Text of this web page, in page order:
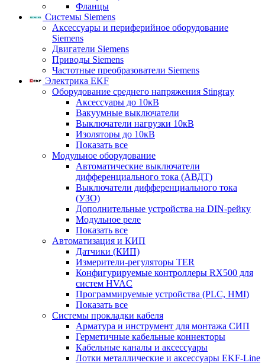
Фланцы
Системы Siemens
Аксессуары и периферийное оборудование
Siemens
Двигатели Siemens
Приводы Siemens
Частотные преобразователи Siemens
Электрика EKF
Оборудование среднего напряжения Stingray
Аксессуары до 10кВ
Вакуумные выключатели
Выключатели нагрузки 10кВ
Изоляторы до 10кВ
Показать все
Модульное оборудование
Автоматические выключатели
дифференциального тока (АВДТ)
Выключатели дифференциального тока
(УЗО)
Дополнительные устройства на DIN-рейку
Модульное реле
Показать все
Автоматизация и КИП
Датчики (КИП)
Измерители-регуляторы TER
Конфигурируемые контроллеры RX500 для
систем HVAC
Программируемые устройства (PLC, HMI)
Показать все
Системы прокладки кабеля
Арматура и инструмент для монтажа СИП
Герметичные кабельные коннекторы
Кабельные каналы и аксессуары
Лотки металлические и аксессуары EKF-Line